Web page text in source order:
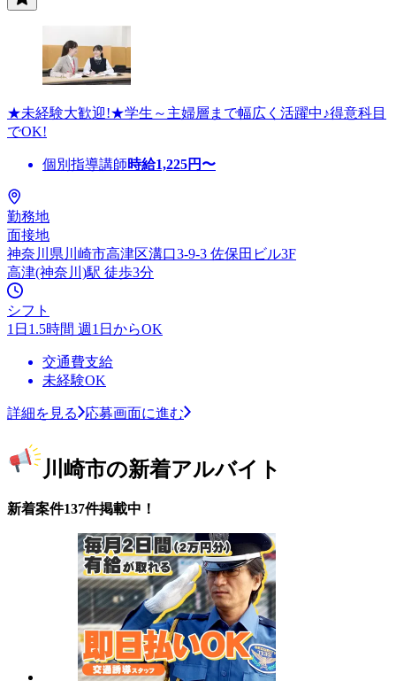
★未経験大歓迎!★学生～主婦層まで幅広く活躍中♪得意科目
でOK!
個別指導講師時給1,225円〜
勤務地
面接地
神奈川県川崎市高津区溝口3-9-3 佐保田ビル3F
高津(神奈川)駅 徒歩3分
シフト
1日1.5時間 週1日からOK
交通費支給
未経験OK
詳細を見る 応募画面に進む
川崎市の新着アルバイト
新着案件137件掲載中！